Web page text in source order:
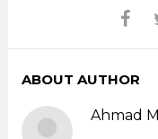
ABOUT AUTHOR
Ahmad